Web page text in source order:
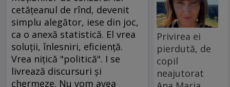
cetăţeanul de rînd, devenit
simplu alegător, iese din joc,
ca o anexă statistică. El vrea
soluţii, înlesniri, eficienţă.
Vrea niţică "politică". I se
livrează discursuri şi
chermeze. Nu vom avea
Privirea ei
pierdută, de
copil
neajutorat